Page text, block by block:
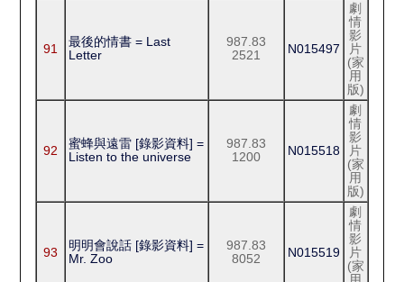
91
最後的情書 = Last
Letter
987.83
2521
N015497
劇
情
影
片
(家
用
版)
92
蜜蜂與遠雷 [錄影資料] =
Listen to the universe
987.83
1200
N015518
劇
情
影
片
(家
用
版)
93
明明會說話 [錄影資料] =
Mr. Zoo
987.83
8052
N015519
劇
情
影
片
(家